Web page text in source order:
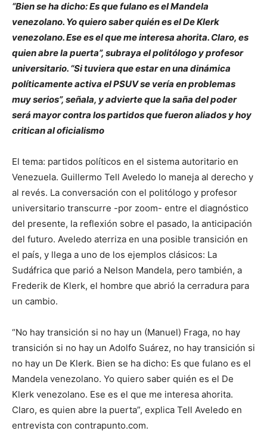
“Bien se ha dicho: Es que fulano es el Mandela
venezolano. Yo quiero saber quién es el De Klerk
venezolano. Ese es el que me interesa ahorita. Claro, es
quien abre la puerta”, subraya el politólogo y profesor
universitario. “Si tuviera que estar en una dinámica
políticamente activa el PSUV se vería en problemas
muy serios”, señala, y advierte que la saña del poder
será mayor contra los partidos que fueron aliados y hoy
critican al oficialismo
El tema: partidos políticos en el sistema autoritario en
Venezuela. Guillermo Tell Aveledo lo maneja al derecho y
al revés. La conversación con el politólogo y profesor
universitario transcurre -por zoom- entre el diagnóstico
del presente, la reflexión sobre el pasado, la anticipación
del futuro. Aveledo aterriza en una posible transición en
el país, y llega a uno de los ejemplos clásicos: La
Sudáfrica que parió a Nelson Mandela, pero también, a
Frederik de Klerk, el hombre que abrió la cerradura para
un cambio.
“No hay transición si no hay un (Manuel) Fraga, no hay
transición si no hay un Adolfo Suárez, no hay transición si
no hay un De Klerk. Bien se ha dicho: Es que fulano es el
Mandela venezolano. Yo quiero saber quién es el De
Klerk venezolano. Ese es el que me interesa ahorita.
Claro, es quien abre la puerta”, explica Tell Aveledo en
entrevista con contrapunto.com.